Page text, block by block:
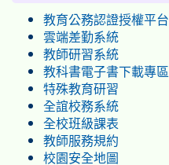
教育公務認證授權平台
雲端差勤系統
教師研習系統
教科書電子書下載專區
特殊教育研習
全誼校務系統
全校班級課表
教師服務規約
校園安全地圖